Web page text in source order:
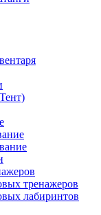
тренажеров
лабиринтов